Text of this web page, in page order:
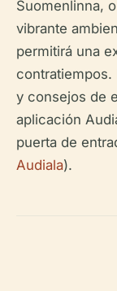
Suomenlinna,
vibrante
permitirá una
contratiempos.
y consejos de
aplicación
puerta de
Audiala).